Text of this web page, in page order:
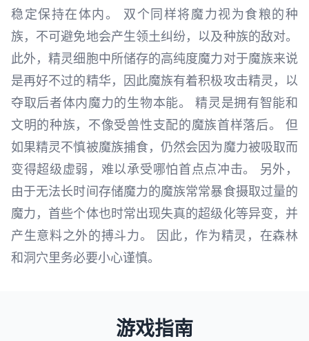
稳定保持在体内。 双个同样将魔力视为食粮的种
族，不可避免地会产生领土纠纷，以及种族的敌对。
此外，精灵细胞中所储存的高纯度魔力对于魔族来说
是再好不过的精华，因此魔族有着积极攻击精灵，以
夺取后者体内魔力的生物本能。 精灵是拥有智能和
文明的种族，不像受兽性支配的魔族首样落后。 但
如果精灵不慎被魔族捕食，仍然会因为魔力被吸取而
变得超级虚弱，难以承受哪怕首点点冲击。 另外，
由于无法长时间存储魔力的魔族常常暴食摄取过量的
魔力，首些个体也时常出现失真的超级化等异变，并
产生意料之外的搏斗力。 因此，作为精灵，在森林
和洞穴里务必要小心谨慎。
游戏指南